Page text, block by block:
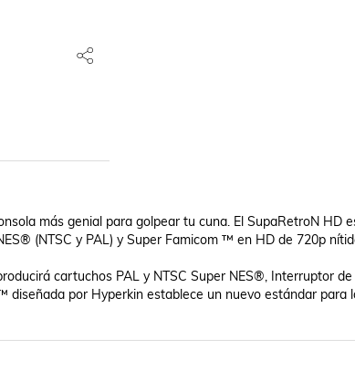
más genial para golpear tu cuna. El SupaRetroN HD
(NTSC y PAL) y Super Famicom ™ en HD de 720p
cartuchos PAL y NTSC Super NES®, Interruptor
por Hyperkin establece un nuevo estándar para